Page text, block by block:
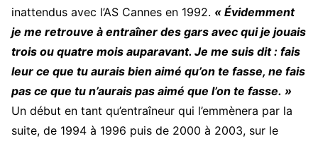
inattendus avec l’AS Cannes en 1992. « Évidemment
je me retrouve à entraîner des gars avec qui je jouais
trois ou quatre mois auparavant. Je me suis dit : fais
leur ce que tu aurais bien aimé qu’on te fasse, ne fais
pas ce que tu n’aurais pas aimé que l’on te fasse. »
Un début en tant qu’entraîneur qui l’emmènera par la
suite, de 1994 à 1996 puis de 2000 à 2003, sur le